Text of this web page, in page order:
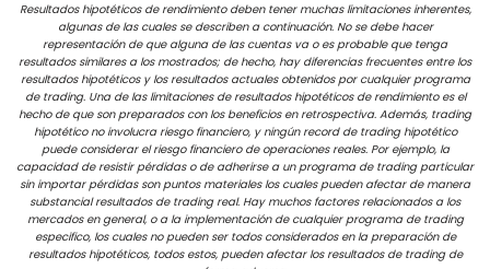
Resultados hipotéticos de rendimiento deben tener muchas limitaciones inherentes,
algunas de las cuales se describen a continuación. No se debe hacer
representación de que alguna de las cuentas va o es probable que tenga
resultados similares a los mostrados; de hecho, hay diferencias frecuentes entre los
resultados hipotéticos y los resultados actuales obtenidos por cualquier programa
de trading. Una de las limitaciones de resultados hipotéticos de rendimiento es el
hecho de que son preparados con los beneficios en retrospectiva. Además, trading
hipotético no involucra riesgo financiero, y ningún record de trading hipotético
puede considerar el riesgo financiero de operaciones reales. Por ejemplo, la
capacidad de resistir pérdidas o de adherirse a un programa de trading particular
sin importar pérdidas son puntos materiales los cuales pueden afectar de manera
substancial resultados de trading real. Hay muchos factores relacionados a los
mercados en general, o a la implementación de cualquier programa de trading
especifico, los cuales no pueden ser todos considerados en la preparación de
resultados hipotéticos, todos estos, pueden afectar los resultados de trading de